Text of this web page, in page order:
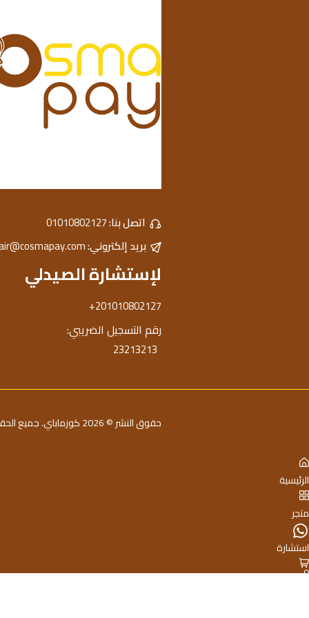
اتصل بنا:01010802127
بريد إلكتروني:
لإستشارة الصيدلي
+201010802127
رقم التسجيل الضريبي:
23213213
حقوق النشر © 2026 كوزماباي. جميع الحقوق محفوظة
الرئيسية
متجر
استشارة
0